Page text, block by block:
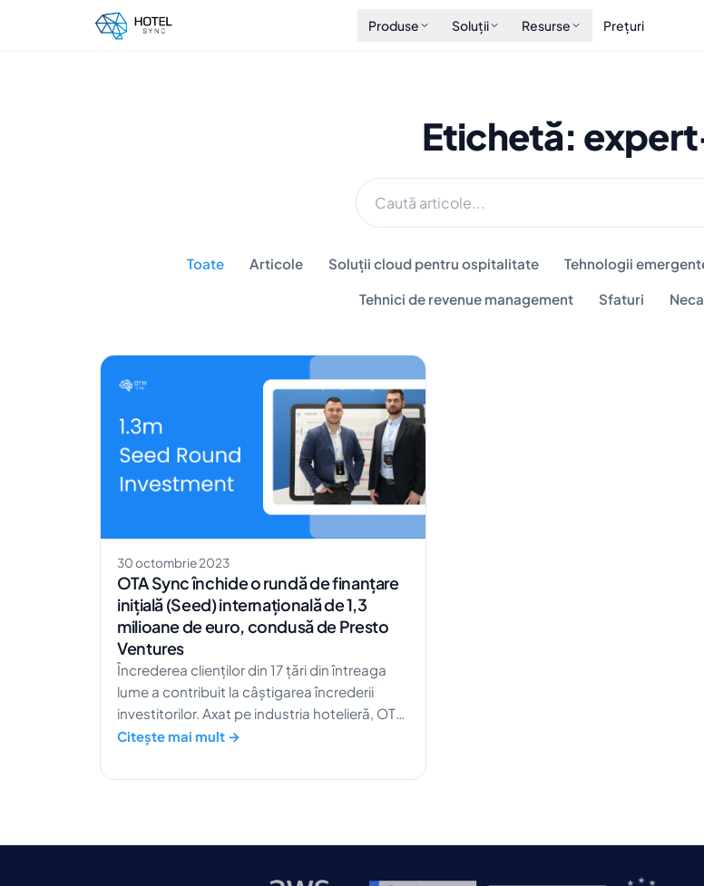
Produse Soluții Resurse Prețuri
Etichetă:
Toate Articole Soluții cloud pentru ospitalitate Tehnologii
Tehnici de revenue management Sfaturi
30 octombrie 2023
OTA Sync închide o rundă de finanțare
inițială (Seed) internațională de 1,3
milioane de euro, condusă de Presto
Ventures
Încrederea clienților din 17 țări din întreaga
lume a contribuit la câștigarea încrederii
investitorilor. Axat pe industria hotelieră, OTA
Sync ajută managerii și angajații să
Suntem încântați să anunțăm închiderea cu
euro. Această finanțare, condusă de […]
Citește mai mult →